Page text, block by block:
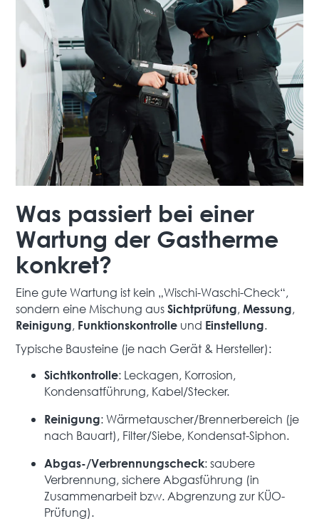
Was passiert bei einer
Wartung der Gastherme
konkret?
Eine gute Wartung ist kein „Wischi-Waschi-Check“,
sondern eine Mischung ausSichtprüfung,Messung,
Reinigung, Funktionskontrolle und Einstellung.
Typische Bausteine (je nach Gerät & Hersteller):
Sichtkontrolle: Leckagen, Korrosion,
Kondensatführung, Kabel/Stecker.
Reinigung: Wärmetauscher/Brennerbereich (je
nach Bauart), Filter/Siebe, Kondensat-Siphon.
Abgas-/Verbrennungscheck: saubere
Verbrennung, sichere Abgasführung (in
Zusammenarbeit bzw. Abgrenzung zur KÜO-
Prüfung).